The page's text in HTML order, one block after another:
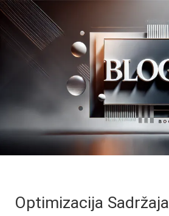
Optimizacija